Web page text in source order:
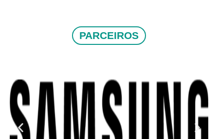
PARCEIROS